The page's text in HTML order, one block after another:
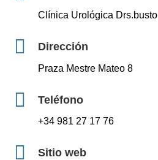
Clínica Urológica Drs.busto
Dirección
Praza Mestre Mateo 8
Teléfono
+34 981 27 17 76
Sitio web